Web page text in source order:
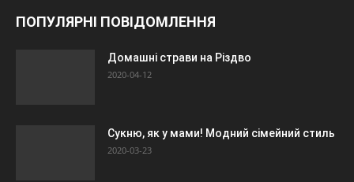
ПОПУЛЯРНІ ПОВІДОМЛЕННЯ
Домашні страви на Різдво
2020-04-12
Сукню, як у мами! Модний сімейний стиль
2020-03-23